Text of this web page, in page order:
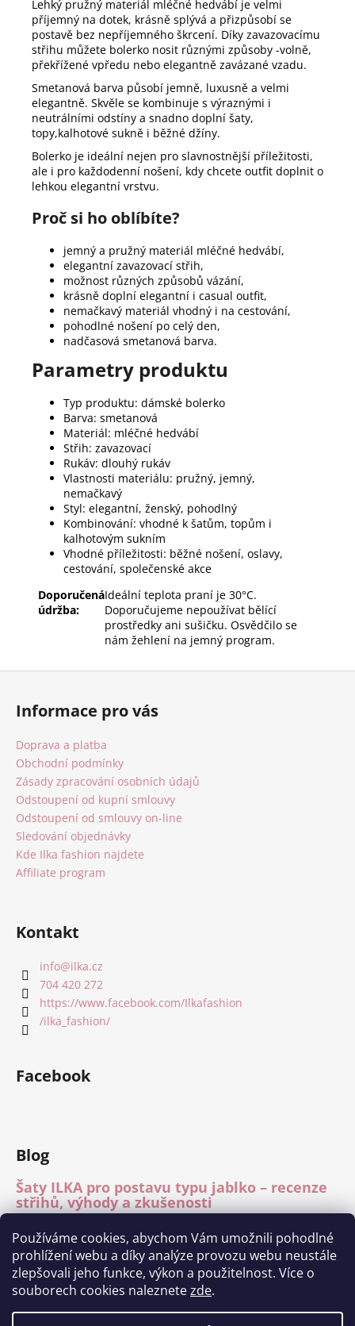
Používáme cookies, abychom Vám umožnili pohodlné
prohlížení webu a díky analýze provozu webu neustále
zlepšovali jeho funkce, výkon a použitelnost. Více o
souborech cookies naleznetezde.
Lehký pružný materiál mléčné hedvábí je velmi
příjemný na dotek, krásně splývá a přizpůsobí se
postavě bez nepříjemného škrcení. Díky zavazovacímu
střihu můžete bolerko nosit různými způsoby -volně,
překřížené vpředu nebo elegantně zavázané vzadu.
Smetanová barva působí jemně, luxusně a velmi
elegantně. Skvěle se kombinuje s výraznými i
neutrálními odstíny a snadno doplní šaty,
topy,kalhotové sukně i běžné džíny.
Bolerko je ideální nejen pro slavnostnější příležitosti,
ale i pro každodenní nošení, kdy chcete outfit doplnit o
lehkou elegantní vrstvu.
Proč si ho oblíbíte?
jemný a pružný materiál mléčné hedvábí,
elegantní zavazovací střih,
možnost různých způsobů vázání,
krásně doplní elegantní i casual outfit,
nemačkavý materiál vhodný i na cestování,
pohodlné nošení po celý den,
nadčasová smetanová barva.
Parametry produktu
Typ produktu: dámské bolerko
Barva: smetanová
Materiál: mléčné hedvábí
Střih: zavazovací
Rukáv: dlouhý rukáv
Vlastnosti materiálu: pružný, jemný,
nemačkavý
Styl: elegantní, ženský, pohodlný
Kombinování: vhodné k šatům, topům i
kalhotovým sukním
Vhodné příležitosti: běžné nošení, oslavy,
cestování, společenské akce
Doporučená
údržba:
Ideální teplota praní je 30°C.
Doporučujeme nepoužívat bělící
prostředky ani sušičku. Osvědčilo se
nám žehlení na jemný program.
Informace pro vás
Doprava a platba
Obchodní podmínky
Zásady zpracování osobních údajů
Odstoupení od kupní smlouvy
Odstoupení od smlouvy on-line
Sledování objednávky
Kde Ilka fashion najdete
Affiliate program
Kontakt
info@ilka.cz
704 420 272
https://www.facebook.com/Ilkafashion
/ilka_fashion/
Facebook
Blog
Šaty ILKA pro postavu typu jablko – recenze
střihů, výhody a zkušenosti
Mléčné hedvábí – recenze materiálu
15.7.2026
Módní přehlídka Charita Tábor 11.6.2026
1.7.2026